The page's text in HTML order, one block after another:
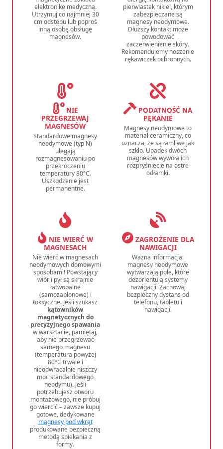
elektronikę medyczną.
Utrzymuj co najmniej 30
cm odstępu lub poproś
inną osobę obsługę
magnesów.
pierwiastek nikiel, którym
zabezpieczane są
magnesy neodymowe.
Dłuższy kontakt może
powodować
zaczerwienienie skóry.
Rekomendujemy noszenie
rękawiczek ochronnych.
NIE
PRZEGRZEWAJ
MAGNESÓW
Standardowe magnesy
neodymowe (typ N)
ulegają
rozmagnesowaniu po
przekroczeniu
temperatury 80°C.
Uszkodzenie jest
permanentne.
PODATNOŚĆ NA
PĘKANIE
Magnesy neodymowe to
materiał ceramiczny, co
oznacza, że są łamliwe jak
szkło. Upadek dwóch
magnesów wywoła ich
rozpryśnięcie na ostre
odłamki.
NIE WIERĆ W
MAGNESACH
Nie wierć w magnesach
neodymowych domowymi
sposobami! Powstający
wiór i pył są skrajnie
łatwopalne
(samozapłonowe) i
toksyczne. Jeśli szukasz
kątowników
magnetycznych do
precyzyjnego spawania
w warsztacie, pamiętaj,
aby nie przegrzewać
samego magnesu
(temperatura powyżej
80°C trwale i
nieodwracalnie niszczy
moc standardowego
neodymu). Jeśli
potrzebujesz otworu
montażowego, nie próbuj
go wiercić – zawsze kupuj
gotowe, dedykowane
magnesy pod wkręt
produkowane bezpieczną
metodą spiekania z
formy.
ZAGROŻENIE DLA
NAWIGACJI
Ważna informacja:
magnesy neodymowe
wytwarzają pole, które
dezorientują systemy
nawigacji. Zachowaj
bezpieczny dystans od
telefonu, tabletu i
nawigacji.